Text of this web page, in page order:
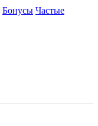
Бонусы Частые